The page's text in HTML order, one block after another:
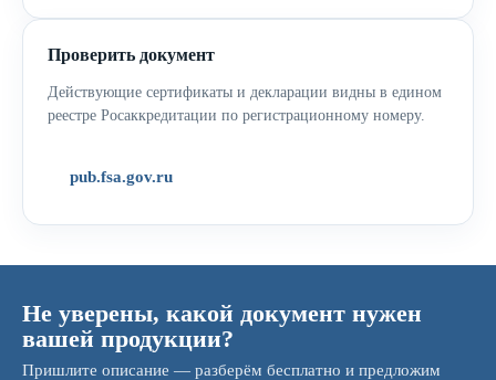
Проверить документ
Действующие сертификаты и декларации видны в едином
реестре Росаккредитации по регистрационному номеру.
pub.fsa.gov.ru
Не уверены, какой документ нужен
вашей продукции?
Пришлите описание — разберём бесплатно и предложим